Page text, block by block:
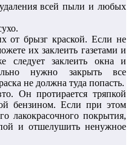
всей пыли и любых
от брызг краской. Если не
их заклеить газетами и
следует заклеить окна и
нужно закрыть все
не должна туда попасть.
Он протирается тряпкой
бензином. Если при этом
лакокрасочного покрытия,
и отшелушить ненужное